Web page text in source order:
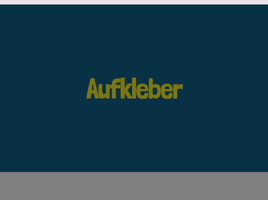
Aufkleber